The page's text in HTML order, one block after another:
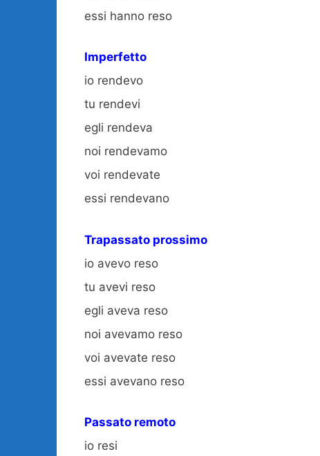
essi hanno reso
Imperfetto
io rendevo
tu rendevi
egli rendeva
noi rendevamo
voi rendevate
essi rendevano
Trapassato prossimo
io avevo reso
tu avevi reso
egli aveva reso
noi avevamo reso
voi avevate reso
essi avevano reso
Passato remoto
io resi